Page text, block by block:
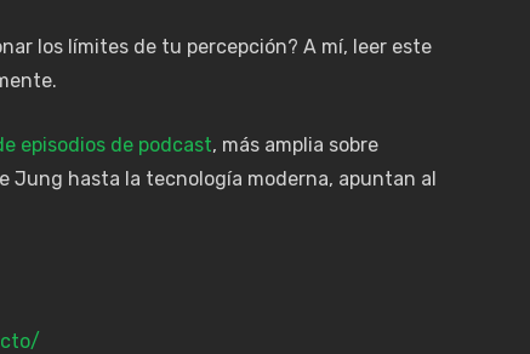
los límites de tu percepción? A mí, leer este
episodios de podcast, más amplia sobre
Jung hasta la tecnología moderna, apuntan al